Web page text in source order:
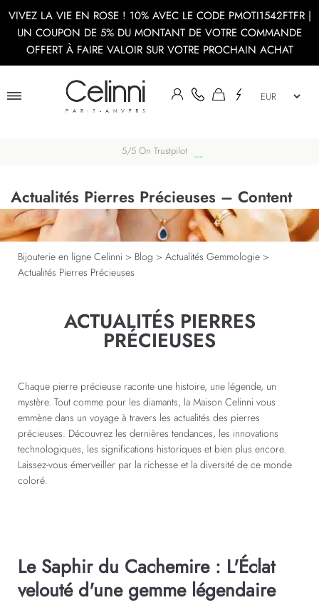
VIVEZ LA VIE EN ROSE ! 10% AVEC LE CODE PMOTI1542FTFR |
UN COUPON DE 5% DU MONTANT DE VOTRE COMMANDE
OFFERT À FAIRE VALOIR SUR VOTRE PROCHAIN ACHAT
5/5 On Trustpilot
Actualités Pierres Précieuses – Content
Bijouterie en ligne Celinni > Blog > Actualités Gemmologie >
Actualités Pierres Précieuses
ACTUALITÉS PIERRES
PRÉCIEUSES
Chaque pierre précieuse raconte une histoire, une légende, un
mystère. Tout comme pour les diamants, la Maison Celinni vous
emmène dans un voyage à travers les actualités des pierres
précieuses. Découvrez les dernières tendances, les innovations
technologiques, les significations historiques et bien plus encore.
Laissez-vous émerveiller par la richesse et la diversité de ce monde
coloré.
Le Saphir du Cachemire : L'Éclat
velouté d'une gemme légendaire